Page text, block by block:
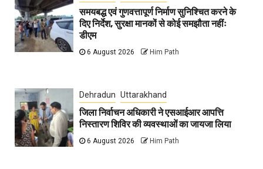
समयबद्ध एवं गुणवत्तापूर्ण निर्माण सुनिश्चित करने के
दिए निर्देश, सुरक्षा मानकों से कोई समझौता नहींः
डीएम
6 August 2026 Him Path
Dehradun Uttarakhand
जिला निर्वाचन अधिकारी ने एसआईआर आपत्ति
निस्तारण शिविर की व्यवस्थाओं का जायजा लिया
6 August 2026 Him Path